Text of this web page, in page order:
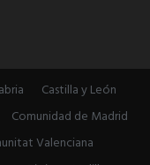
Castilla y León
Comunidad de Madrid
Valenciana